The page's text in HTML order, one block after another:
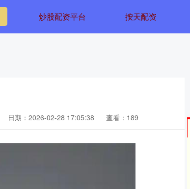
炒股配资平台 按天配资
日期：2026-02-28 17:05:38 查看：189